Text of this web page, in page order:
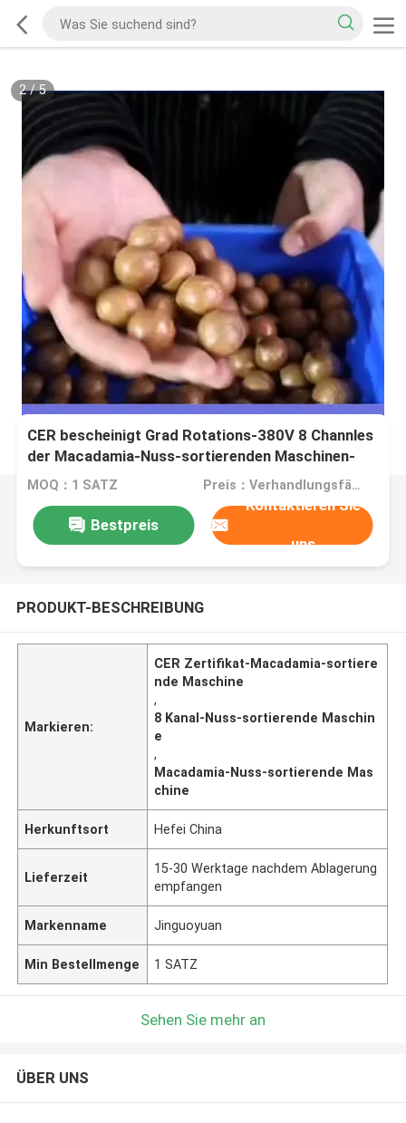
2/5
CER bescheinigt Grad Rotations-380V 8 Channles
der Macadamia-Nuss-sortierenden Maschinen-
360
MOQ：1 SATZ Preis：Verhandlungsfähig
Bestpreis
Kontaktieren Sie
uns
PRODUKT-BESCHREIBUNG
Markieren:
CER Zertifikat-Macadamia-sortiere
nde Maschine
,
8 Kanal-Nuss-sortierende Maschin
e
,
Macadamia-Nuss-sortierende Mas
chine
Herkunftsort Hefei China
Lieferzeit
15-30 Werktage nachdem Ablagerung
empfangen
Markenname Jinguoyuan
Min Bestellmenge 1 SATZ
Sehen Sie mehr an
ÜBER UNS